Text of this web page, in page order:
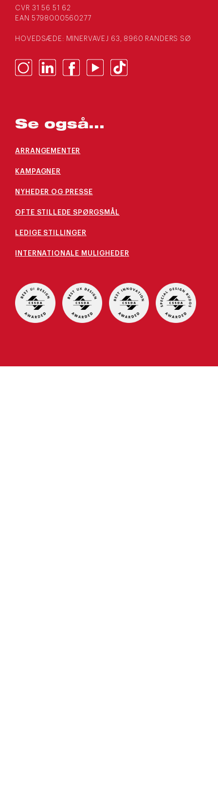
CVR 31 56 51 62
EAN 5798000560277
HOVEDSÆDE: MINERVAVEJ 63, 8960 RANDERS SØ
Se også...
ARRANGEMENTER
KAMPAGNER
NYHEDER OG PRESSE
OFTE STILLEDE SPØRGSMÅL
LEDIGE STILLINGER
INTERNATIONALE MULIGHEDER